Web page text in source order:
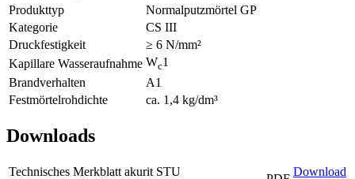
Produkttyp
Normalputzmörtel GP
Kategorie
CS III
Druckfestigkeit
≥ 6 N/mm²
Kapillare Wasseraufnahme Wc1
Brandverhalten
A1
Festmörtelrohdichte
ca. 1,4 kg/dm³
Downloads
Technisches Merkblatt akurit STU
Download